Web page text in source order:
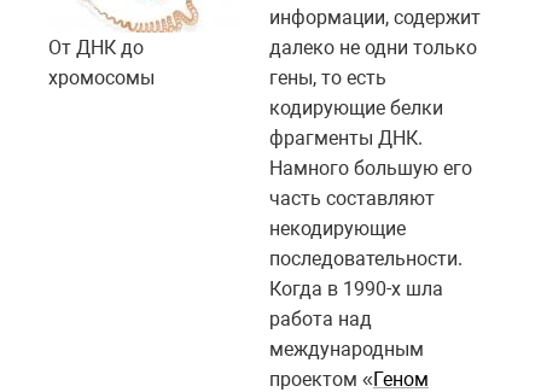
От ДНК до
хромосомы
информации, содержит
далеко не одни только
гены, то есть
кодирующие белки
фрагменты ДНК.
Намного большую его
часть составляют
некодирующие
последовательности.
Когда в 1990-х шла
работа над
международным
проектом «Геном